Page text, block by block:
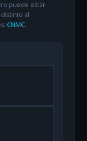
puede estar
al
CNMC.